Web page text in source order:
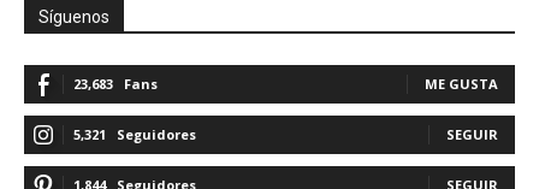
Síguenos
23,683 Fans ME GUSTA
5,321 Seguidores SEGUIR
1,844 Seguidores SEGUIR